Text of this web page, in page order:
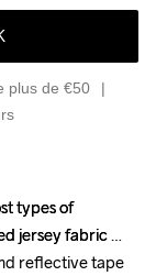
plus de €50
types of
jersey fabric
reflective tape
types of
jersey fabric
reflective tape